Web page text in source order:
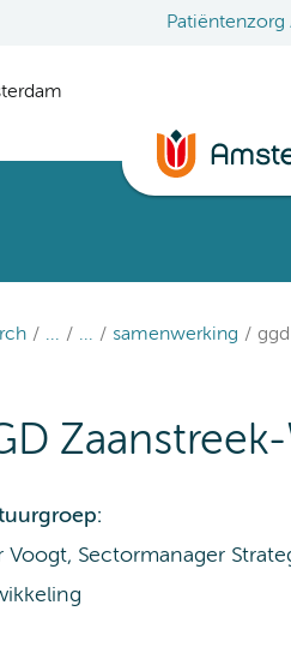
Patiëntenzorg
... ... samenwerking
Voogt, Sectormanager